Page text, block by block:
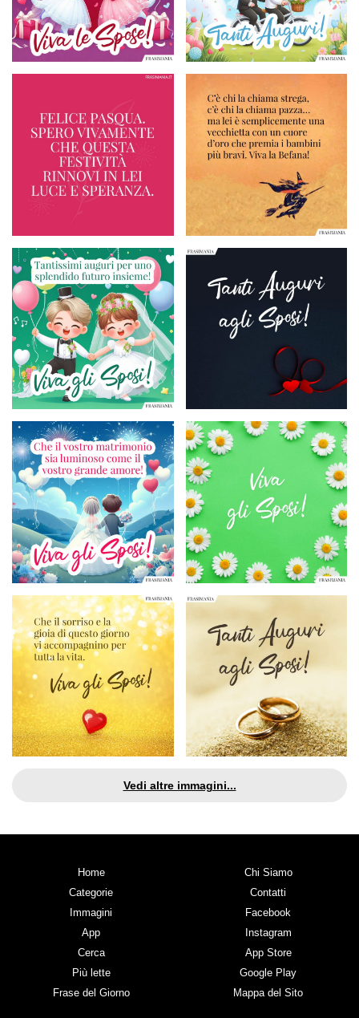
Vedi altre immagini...
Home
Categorie
Immagini
App
Cerca
Più lette
Frase del Giorno
Chi Siamo
Contatti
Facebook
Instagram
App Store
Google Play
Mappa del Sito